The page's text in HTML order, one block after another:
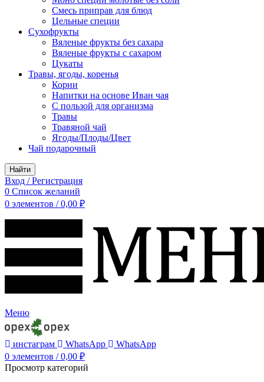
Смесь приправ для блюд
Цельные специи
Сухофрукты
Вяленые фрукты без сахара
Вяленые фрукты с сахаром
Цукаты
Травы, ягоды, коренья
Корни
Напитки на основе Иван чая
С пользой для организма
Травы
Травяной чай
Ягоды/Плоды/Цвет
Чай подарочный
Найти
Вход / Регистрация
0 Список желаний
0 элементов / 0,00 ₽
Меню
инстаграм WhatsApp
WhatsApp
0 элементов / 0,00 ₽
Просмотр категорий